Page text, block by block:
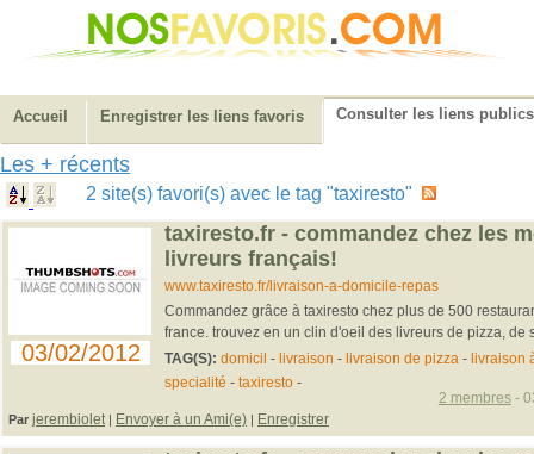
Accueil Enregistrer les liens favoris Consulter les liens publics
Les + récents
2 site(s) favori(s) avec le tag "taxiresto"
03/02/2012
taxiresto.fr - commandez chez les
livreurs français!
www.taxiresto.fr/livraison-a-domicile-repas
Commandez grâce à taxiresto chez plus de 500
france. trouvez en un clin d'oeil des livreurs de pizza, de
TAG(S): domicil - livraison - livraison de pizza - livraison
specialité - taxiresto-
Par jerembiolet | Envoyer à un Ami(e) | Enregistrer
2 membres-